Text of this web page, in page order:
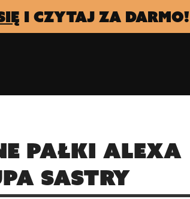
i czytaj za darmo!
pałki Alexa
Sastry